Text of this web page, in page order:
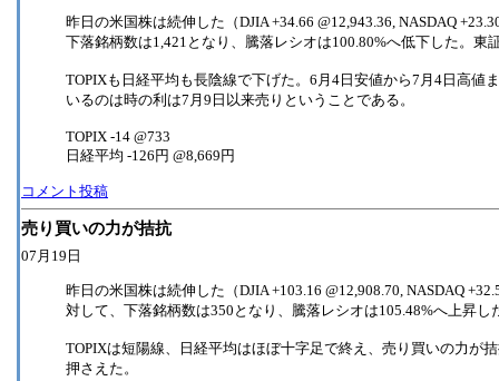
昨日の米国株は続伸した（DJIA +34.66 @12,943.36, NASDAQ
下落銘柄数は1,421となり、騰落レシオは100.80%へ低下した。東
TOPIXも日経平均も長陰線で下げた。6月4日安値から7月4日高
いるのは時の利は7月9日以来売りということである。
TOPIX -14 @733
日経平均 -126円 @8,669円
コメント投稿
売り買いの力が拮抗
07月19日
昨日の米国株は続伸した（DJIA +103.16 @12,908.70, NASDAQ
対して、下落銘柄数は350となり、騰落レシオは105.48%へ上昇し
TOPIXは短陽線、日経平均はほぼ十字足で終え、売り買いの力が
押さえた。